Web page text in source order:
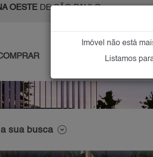
OESTEDE SÃO PAULO
IMÓVEIS
sua busca
Imóvel não está
Listamos